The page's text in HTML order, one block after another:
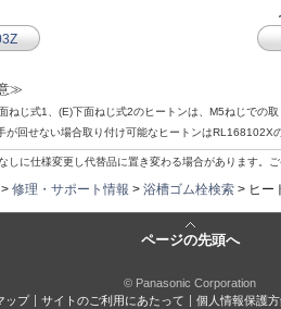
≫
ねじ式1、(E)下面ねじ式2のヒートンは、M5ねじでの
が回せない場合取り付け可能なヒートンはRL168102X
に仕様変更し代替品に置き変わる場合があります。ご
修理・サポート情報 > 浴槽ゴム栓検索> ヒー
ページの先頭へ
© Panasonic Corporation
ップ
サイトのご利用にあたって 個人情報保護